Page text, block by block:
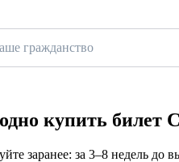
гражданство
купить билет
заранее: за 3–8 недель